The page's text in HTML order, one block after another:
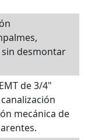
desmontar
de 3/4"
mecánica de